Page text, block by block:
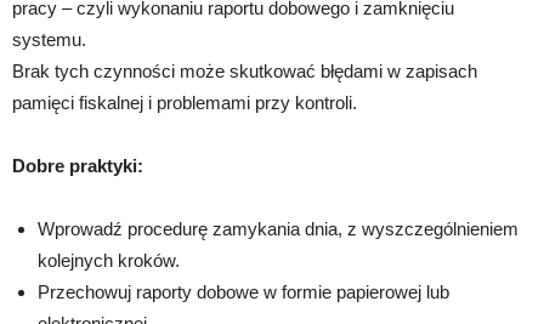
pracy – czyli wykonaniu raportu dobowego i zamknięciu
systemu.
Brak tych czynności może skutkować błędami w zapisach
pamięci fiskalnej i problemami przy kontroli.
Dobre praktyki:
Wprowadź procedurę zamykania dnia, z wyszczególnieniem
kolejnych kroków.
Przechowuj raporty dobowe w formie papierowej lub